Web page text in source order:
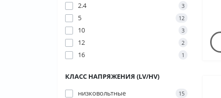
2.4
3
5 12
10 3
12 2
16 1
КЛАСС НАПРЯЖЕНИЯ (LV/HV)
низковольтные
15